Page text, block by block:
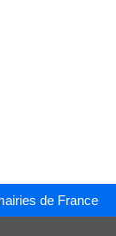
de France